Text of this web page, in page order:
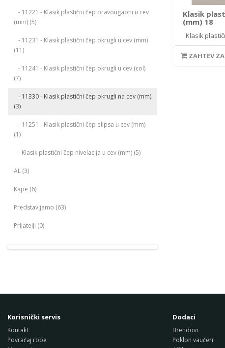
- 11221 - Klasik plastični čep pravougaoni u cev
(mm) (5)
- 11231 - Klasik plastični čep okrugli u cev (mm)
(11)
- 11241 - Klasik plastični čep okrugli u cev (col)
(7)
- 11330 - Klasik plastični čep okrugli na cev (mm)
(3)
- 11251 - Klasik plastični čep elipsa u cev (mm)
(1)
- Klasik plastični čep nivelacija u cev (mm) (5)
AL (3)
Kape (6)
Predstavljamo (63)
Prijatelji (0)
Klasik
(mm) 18
Klasik
ZAHTEV
Korisnički servis
Kontakt
Povraćaj robe
Dodaci
Brendovi
Poklon vaučeri